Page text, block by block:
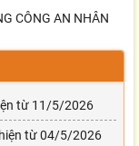
CÔNG AN NHÂN
từ 11/5/2026
từ 04/5/2026